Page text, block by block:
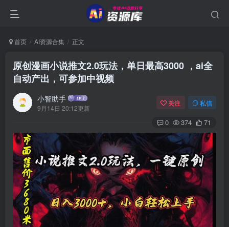
首页 AI资源合集 正文
原创漫画小说推文2.0玩法，单日最高3000 ，ai全
自动产出，可参加中视频
小智助手
9月14日 20:12更新
关注 私信
0 374 71